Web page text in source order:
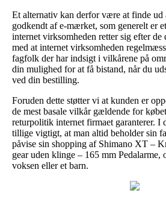
Et alternativ kan derfor være at finde ud
godkendt af e-mærket, som generelt er
internet virksomheden retter sig efter de
med at internet virksomheden
fagfolk der har indsigt i vilkårene på
din mulighed for at få bistand, når du
ved din bestilling.
Foruden dette støtter vi at kunden er
de mest basale vilkår gældende for
returpolitik internet firmaet garanterer. I
tillige vigtigt, at man altid beholder sin
påvise sin shopping af Shimano XT –
gear uden klinge – 165 mm Pedalarme,
voksen eller et barn.